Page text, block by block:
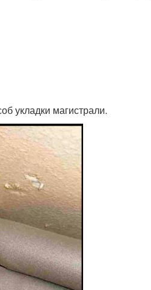
укладки магистрали.